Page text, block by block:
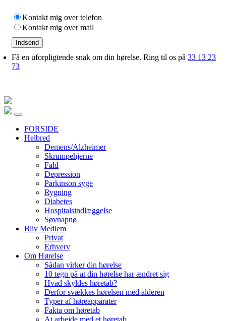
Kontakt mig over telefon
Kontakt mig over mail
Indsend
Få en uforpligtende snak om din hørelse. Ring til os på 33 13 23
73
FORSIDE
Helbred
Demens/Alzheimer
Skrumpehjerne
Fald
Depression
Parkinson syge
Rygning
Diabetes
Hospitalsindlæggelse
Søvnapnø
Bliv Medlem
Privat
Erhverv
Om Hørelse
Sådan virker din hørelse
10 tegn på at din hørelse har ændret sig
Hvad skyldes høretab?
Derfor svækkes hørelsen med alderen
Typer af høreapparater
Fakta om høretab
At arbejde med et høretab